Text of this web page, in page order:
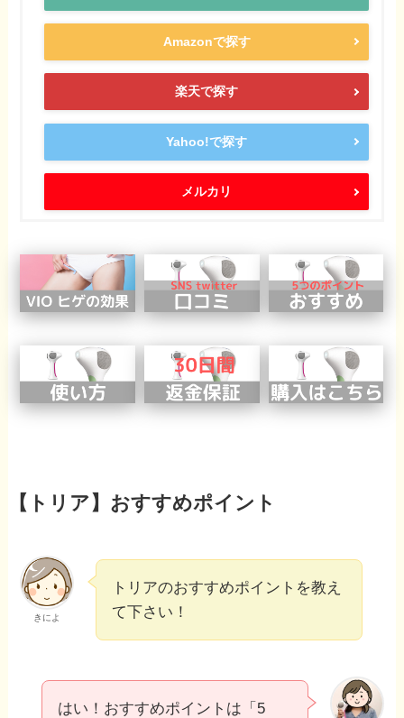
Amazonで探す
楽天で探す
Yahoo!で探す
メルカリ
【トリア】おすすめポイント
きによ
トリアのおすすめポイントを教え
て下さい！
はい！おすすめポイントは「5